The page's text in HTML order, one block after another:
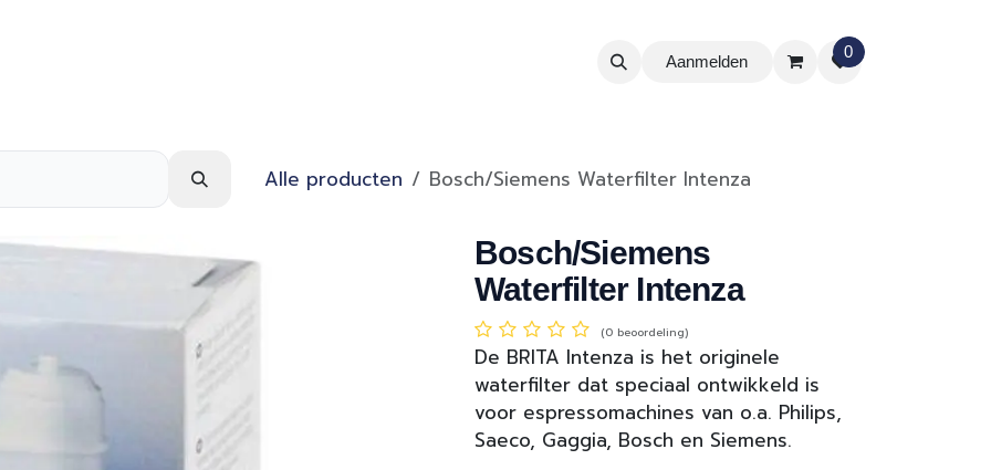
Aanmelden
0
Alle producten Bosch/Siemens Waterfilter Intenza
Bosch/Siemens
Waterfilter Intenza
(0 beoordeling)
De BRITA Intenza is het originele
waterfilter dat speciaal ontwikkeld is
voor espressomachines van o.a. Philips,
Saeco, Gaggia, Bosch en Siemens.